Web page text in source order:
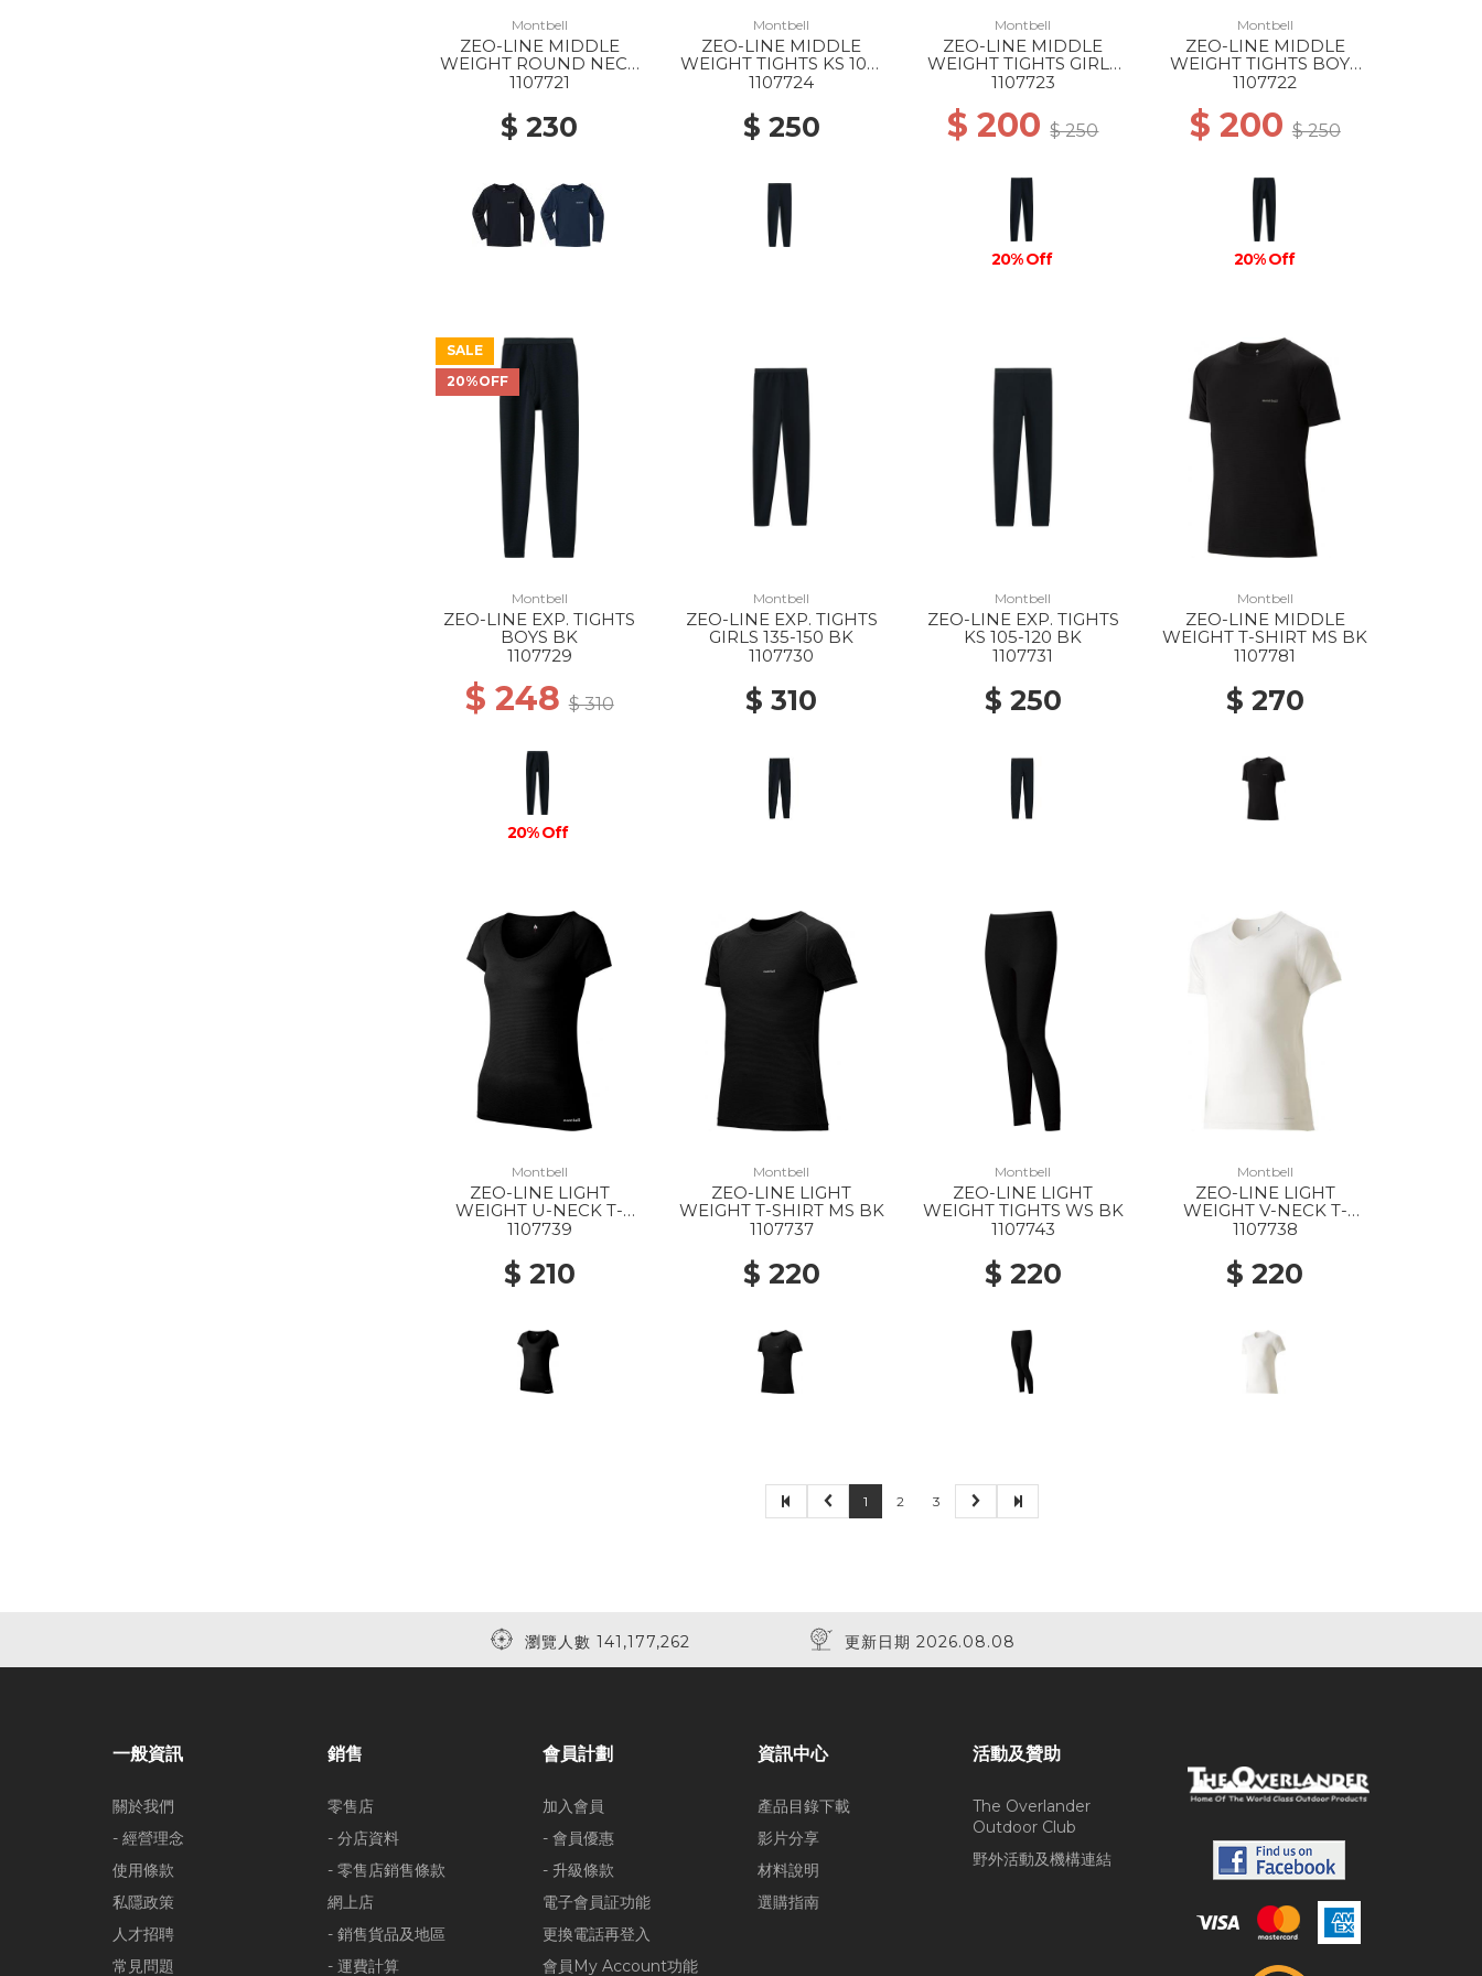
Montbell
ZEO-LINE MIDDLE
WEIGHT ROUND NECK
SHIRT KS 105-120 BK
1107721
$ 230
Montbell
ZEO-LINE MIDDLE
WEIGHT TIGHTS KS 105-
120 BK
1107724
$ 250
Montbell
ZEO-LINE MIDDLE
WEIGHT TIGHTS GIRLS
BK
1107723
$ 200$ 250
20% Off
Montbell
ZEO-LINE MIDDLE
WEIGHT TIGHTS BOYS
BK
1107722
$ 200 $ 250
20% Off
SALE
20%OFF
Montbell
ZEO-LINE EXP. TIGHTS
BOYS BK
1107729
$ 248$ 310
20% Off
Montbell
ZEO-LINE EXP. TIGHTS
GIRLS 135-150 BK
1107730
$ 310
Montbell
ZEO-LINE EXP. TIGHTS
KS 105-120 BK
1107731
$ 250
Montbell
ZEO-LINE MIDDLE
WEIGHT T-SHIRT MS BK
1107781
$ 270
Montbell
ZEO-LINE LIGHT
WEIGHT U-NECK T-
SHIRT WS BK
1107739
$ 210
Montbell
ZEO-LINE LIGHT
WEIGHT T-SHIRT MS BK
1107737
$ 220
Montbell
ZEO-LINE LIGHT
WEIGHT TIGHTS WS BK
1107743
$ 220
Montbell
ZEO-LINE LIGHT
WEIGHT V-NECK T-
SHIRT MS WT
1107738
$ 220
1 2 3
瀏覽人數 141,177,262 更新日期 2026.08.08
一般資訊
關於我們
- 經營理念
使用條款
私隱政策
人才招聘
常見問題
銷售
零售店
- 分店資料
- 零售店銷售條款
網上店
- 銷售貨品及地區
- 運費計算
會員計劃
加入會員
- 會員優惠
- 升級條款
電子會員証功能
更換電話再登入
會員My Account功能
資訊中心
產品目錄下載
影片分享
材料說明
選購指南
活動及贊助
The Overlander
Outdoor Club
野外活動及機構連結